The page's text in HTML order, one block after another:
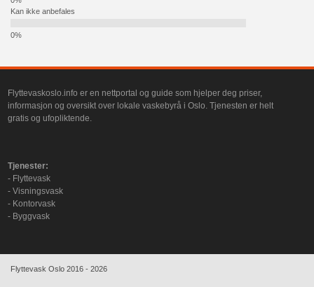
Kan ikke anbefales
Flyttevaskoslo.info er en nettportal og guide som hjelper deg priser,
informasjon og oversikt over lokale vaskebyrå i Oslo. Tjenesten er helt
gratis og ufopliktende.
Tjenester:
- Flyttevask
- Visningsvask
- Kontorvask
- Byggvask
Flyttevask Oslo 2016 - 2026